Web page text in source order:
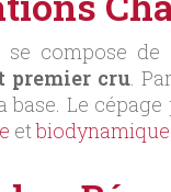
se compose
premier cru.
base. Le
etbiodynamique